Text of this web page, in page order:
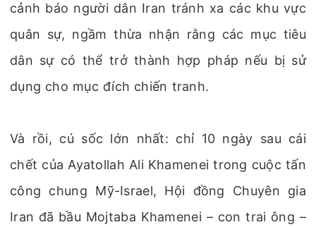
cảnh báo người dân Iran tránh xa các khu vực
quân sự, ngầm thừa nhận rằng các mục tiêu
dân sự có thể trở thành hợp pháp nếu bị sử
dụng cho mục đích chiến tranh.
Và rồi, cú sốc lớn nhất: chỉ 10 ngày sau cái
chết của Ayatollah Ali Khamenei trong cuộc tấn
công chung Mỹ-Israel, Hội đồng Chuyên gia
Iran đã bầu Mojtaba Khamenei – con trai ông –